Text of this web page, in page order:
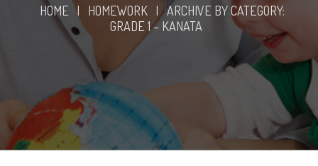
HOME | HOMEWORK | ARCHIVE BY CATEGORY:
GRADE 1 – KANATA